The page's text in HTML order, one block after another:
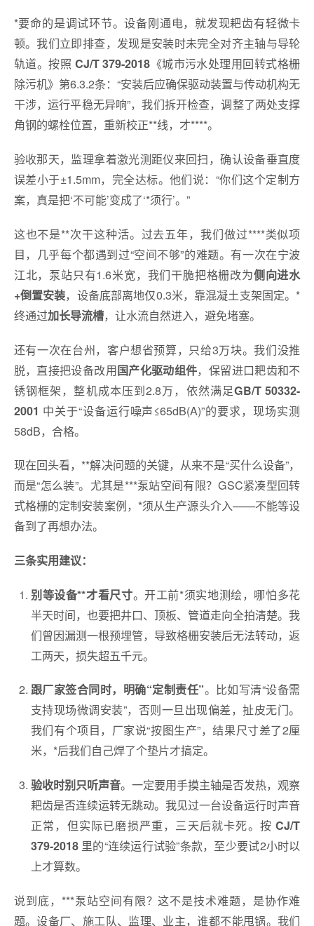
*要命的是调试环节。设备刚通电，就发现耙齿有轻微卡
顿。我们立即排查，发现是安装时未完全对齐主轴与导轮
轨道。按照 CJ/T 379-2018 《城市污水处理用回转式格栅
除污机》第6.3.2条：“安装后应确保驱动装置与传动机构无
干涉，运行平稳无异响”，我们拆开检查，调整了两处支撑
角钢的螺栓位置，重新校正**线，才****。
验收那天，监理拿着激光测距仪来回扫，确认设备垂直度
误差小于±1.5mm，完全达标。他们说：“你们这个定制方
案，真是把‘不可能’变成了‘*须行’。”
这也不是**次干这种活。过去五年，我们做过****类似项
目，几乎每个都遇到过“空间不够”的难题。有一次在宁波
江北，泵站只有1.6米宽，我们干脆把格栅改为侧向进水
+倒置安装，设备底部离地仅0.3米，靠混凝土支架固定。*
终通过加长导流槽，让水流自然进入，避免堵塞。
还有一次在台州，客户想省预算，只给3万块。我们没推
脱，直接把设备改用国产化驱动组件，保留进口耙齿和不
锈钢框架，整机成本压到2.8万，依然满足GB/T 50332-
2001 中关于“设备运行噪声≤65dB(A)”的要求，现场实测
58dB，合格。
现在回头看，**解决问题的关键，从来不是“买什么设备”，
而是“怎么装”。尤其是***泵站空间有限？GSC紧凑型回转
式格栅的定制安装案例，*须从生产源头介入——不能等设
备到了再想办法。
三条实用建议：
别等设备**才看尺寸。开工前*须实地测绘，哪怕多花
半天时间，也要把井口、顶板、管道走向全拍清楚。我
们曾因漏测一根预埋管，导致格栅安装后无法转动，返
工两天，损失超五千元。
跟厂家签合同时，明确“定制责任”。比如写清“设备需
支持现场微调安装”，否则一旦出现偏差，扯皮无门。
我们有个项目，厂家说“按图生产”，结果尺寸差了2厘
米，*后我们自己焊了个垫片才搞定。
验收时别只听声音。一定要用手摸主轴是否发热，观察
耙齿是否连续运转无跳动。我见过一台设备运行时声音
正常，但实际已磨损严重，三天后就卡死。按CJ/T
379-2018里的“连续运行试验”条款，至少要试2小时以
上才算数。
说到底，***泵站空间有限？这不是技术难题，是协作难
题。设备厂、施工队、监理、业主，谁都不能甩锅。我们